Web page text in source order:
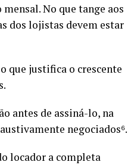
No que tange aos
dos lojistas devem estar
que justifica o crescente
antes de assiná-lo, na
negociados⁶.
locador a completa